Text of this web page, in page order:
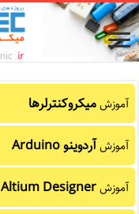
آموزشمیکروکنترلرها
آموزشآردوینو Arduino
آموزشAltium Designer